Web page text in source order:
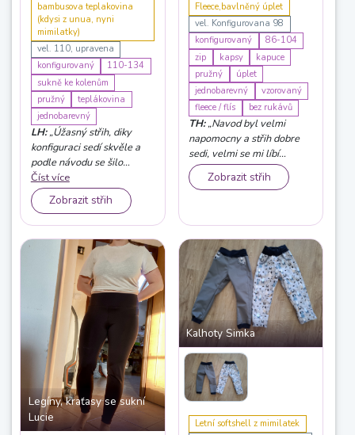
bambusova teplakovina
(kdysi z unua, nyni
mimilatky)
vel. 110, upravena
konfigurovaný
110-134
sukně ke kolenům
pružný
teplákovina
jednobarevný
LH:„Úžasný střih, diky
konfiguraci sedí skvěle a
podle návodu se šilo
moooc dobře. Jen material
- bambus. teplakovina - se
hodne vytahoval, bylo
treba hodne spendlit :)“
Číst více
Zobrazit střih
Fleece,bavlněný úplet
vel. Konfigurovana 98
konfigurovaný
86-104
zip
kapsy
kapuce
pružný
úplet
jednobarevný
vzorovaný
fleece / flís
bez rukávů
TH:„Navod byl velmi
napomocny a střih dobre
sedi, velmi se mi líbí
možnost prodloužit dle
délky zipu a neřešit jeho
Zobrazit střih
Legíny, kraťasy se sukní
Lucie
Kalhoty Simka
Letní softshell z mimilatek